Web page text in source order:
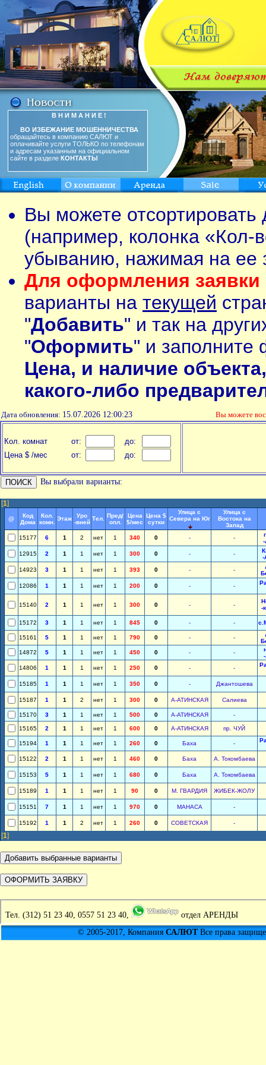
В Н И М А Н И Е !
ВО ИЗБЕЖАНИЕ МОШЕННИЧЕСТВА
обращайтесь в компанию САЛЮТ и
оплачивайте услуги ТОЛЬКО по телефонам
и адресам указанным на официальном
сайте в разделе КОНТАКТЫ
Вы можете
(например, колонка «Кол-
убыванию, нажимая на ее
Для оформления заявки
варианты на текущей
"Добавить" и так на
"Оформить" и заполните
Цена, и наличие
какого-либо
Дата обновления: 15.07.2026 12:00:23 Вы можете
Кол. комнат от:
до:
Цена $ /мес
от: до:
Вы выбрали варианты:
[1]
@
Код
Дома
Кол.
комн.
Этаж
Уро
-вней
Тел.
Пред/
опл.
Цена
$/мес
Цена $
сутки
Улица с
Севера на Юг
Улица с
Востока на
Запад
15177
6 1 2 нет 1 340 0 - -
12915
2 1 1 нет 1 300 0 - -
-
14923
3 1 1 нет 1 393 0 - -
12086
1 1 1 нет 1 200 0 - -
15140 2 1 1 нет 1 300 0 - -
-
15172 3 1 1 нет 1 845 0 - -
15161 5 1 1 нет 1 790 0 - -
14872
5 1 1 нет 1 450 0 - -
14806
1 1 1 нет 1 250 0 - -
15185 1 1 1 нет 1 350 0 - Джантошева
15187 1 1 2 нет 1 300 0 А-АТИНСКАЯ Салиева
15170 3 1 1 нет 1 500 0 А-АТИНСКАЯ -
15165 2 1 1 нет 1 600 0 А-АТИНСКАЯ пр. ЧУЙ
15194 1 1 1 нет 1 260 0 Баха -
15122 2 1 1 нет 1 460 0 Баха А. Токомбаева
15153 5 1 1 нет 1 680 0 Баха А. Токомбаева
15189 1 1 1 нет 1 90 0 М. ГВАРДИЯ ЖИБЕК-ЖОЛУ
15151 7 1 1 нет 1 970 0 МАНАСА -
15192 1 1 2 нет 1 260 0 СОВЕТСКАЯ -
[1]
Тел. (312) 51 23 40, 0557 51 23 40,
отдел АРЕНДЫ
© 2005-2017, Компания САЛЮТВсе права